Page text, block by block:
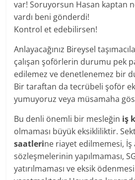
var! Soruyorsun Hasan kaptan
vardı beni gönderdi!
Kontrol et edebilirsen!
Anlayacağınız Bireysel
çalışan şoförlerin durumu pek
edilemez ve denetlenemez bir
Bir taraftan da tecrübeli şoför
yumuyoruz veya müsamaha
Bu denli önemli bir mesleğin iş
olmaması büyük eksikliliktir.
saatlerine riayet edilmemesi, İş
sözleşmelerinin yapılmaması,
yatırılmaması ve eksik